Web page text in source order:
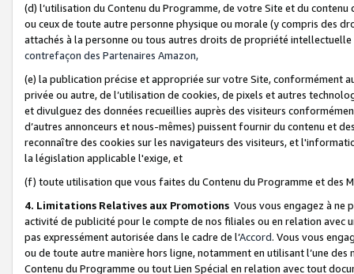
(d) l’utilisation du Contenu du Programme, de votre Site et du
ou ceux de toute autre personne physique ou morale (y compris des
attachés à la personne ou tous autres droits de propriété
contrefaçon des Partenaires Amazon,
(e) la publication précise et appropriée sur votre Site, conformément
privée ou autre, de l’utilisation de cookies, de pixels et autres
et divulguez des données recueillies auprès des visiteurs
d’autres annonceurs et nous-mêmes) puissent fournir du contenu et
reconnaître des cookies sur les navigateurs des visiteurs, et
la législation applicable l'exige, et
(f) toute utilisation que vous faites du Contenu du Programme et des
4. Limitations Relatives aux Promotions Vous vous engagez à ne
activité de publicité pour le compte de nos filiales ou en relation avec
pas expressément autorisée dans le cadre de l’Accord. Vous vous
ou de toute autre manière hors ligne, notamment en utilisant l’une
Contenu du Programme ou tout Lien Spécial en relation avec tout